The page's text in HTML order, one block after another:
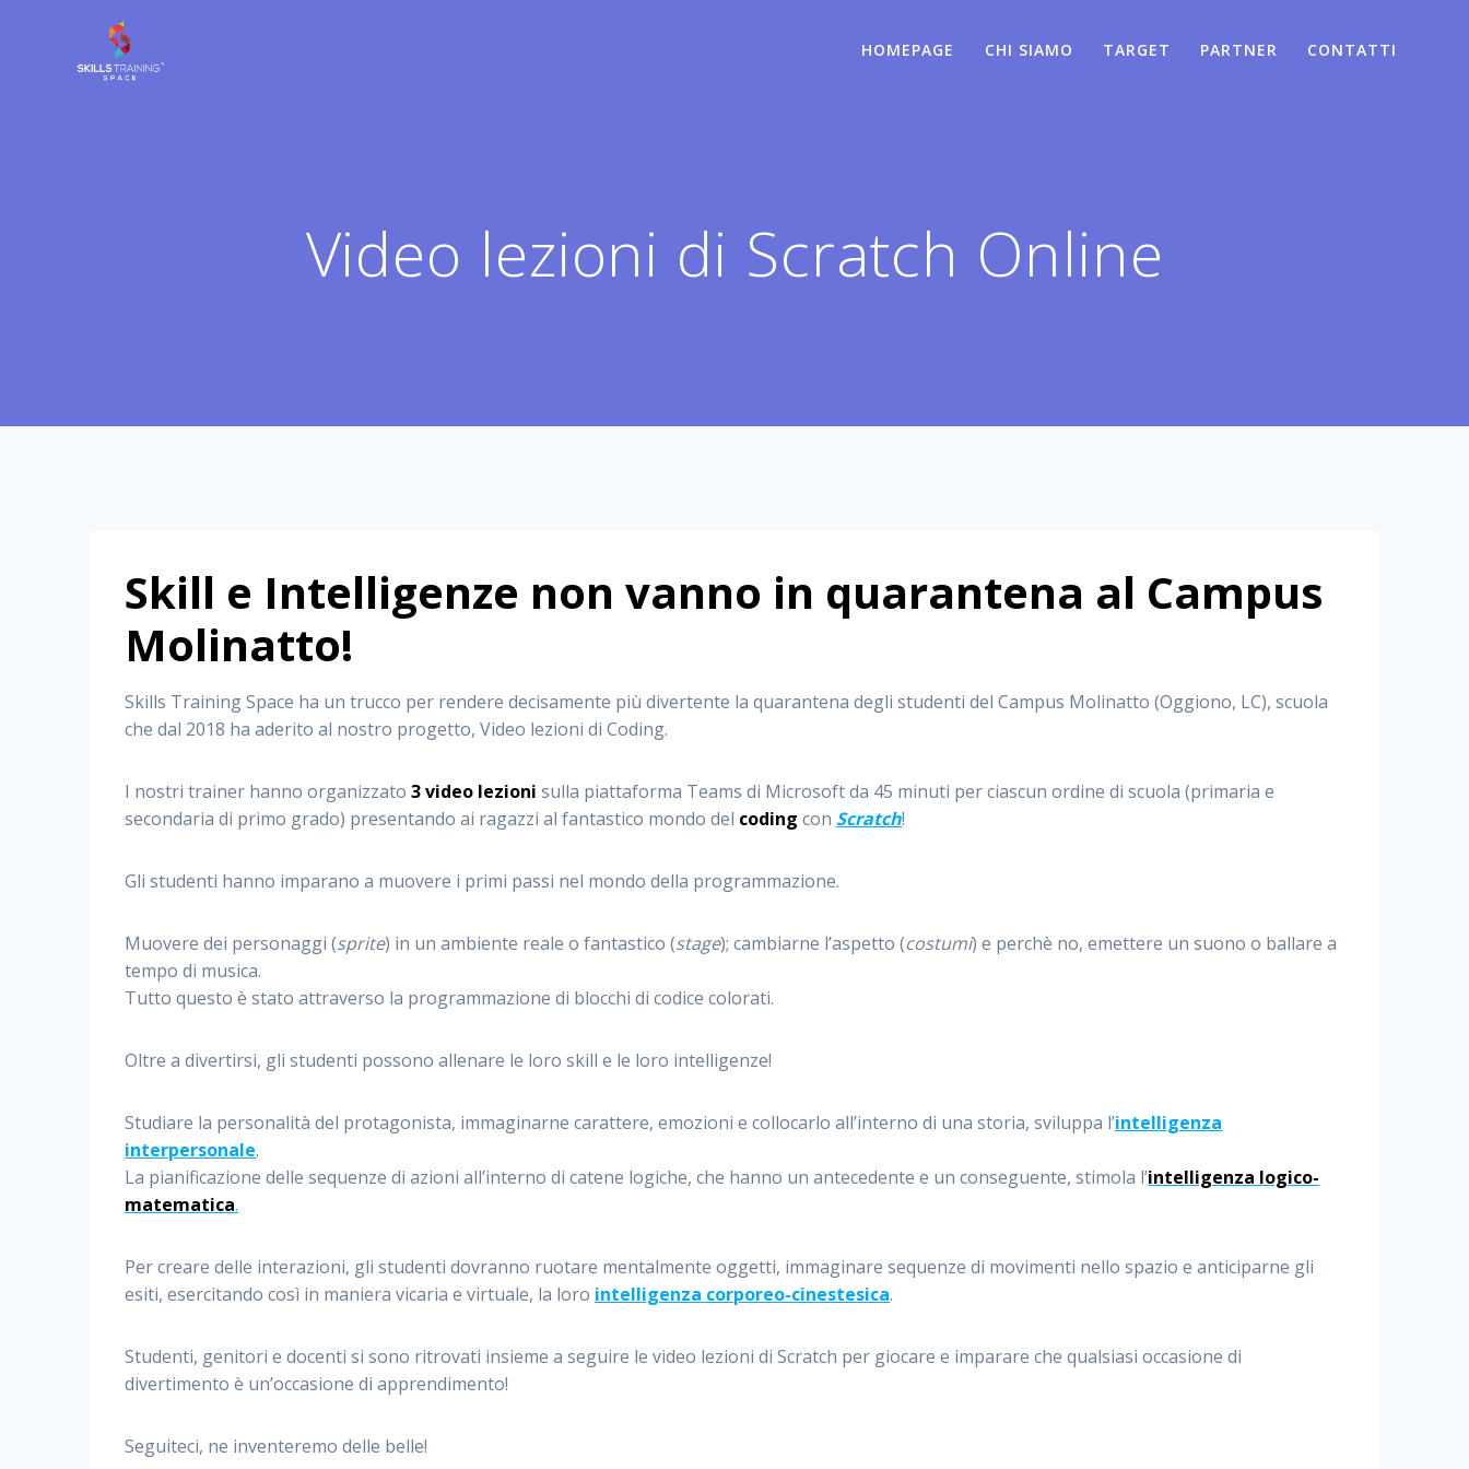
contenuto
HOMEPAGE CHI SIAMO TARGET PARTNER CONTATTI
Video lezioni di Scratch Online
Skill e Intelligenze non vanno in quarantena al Campus
Molinatto!
Skills Training Space ha un trucco per rendere decisamente più divertente la quarantena degli studenti del Campus Molinatto (Oggiono, LC), scuola
che dal 2018 ha aderito al nostro progetto, Video lezioni di Coding.
I nostri trainer hanno organizzato3 video lezionisulla piattaforma Teams di Microsoft da 45 minuti per ciascun ordine di scuola (primaria e
secondaria di primo grado) presentando ai ragazzi al fantastico mondo del codingcon Scratch!
Gli studenti hanno imparano a muovere i primi passi nel mondo della programmazione.
Muovere dei personaggi (sprite) in un ambiente reale o fantastico (stage); cambiarne l’aspetto (costumi) e perchè no, emettere un suono o ballare a
tempo di musica.
Tutto questo è stato attraverso la programmazione di blocchi di codice colorati.
Oltre a divertirsi, gli studenti possono allenare le loro skill e le loro intelligenze!
Studiare la personalità del protagonista, immaginarne carattere, emozioni e collocarlo all’interno di una storia, sviluppa l’intelligenza
interpersonale.
La pianificazione delle sequenze di azioni all’interno di catene logiche, che hanno un antecedente e un conseguente, stimola l’intelligenza logico-
matematica.
Per creare delle interazioni, gli studenti dovranno ruotare mentalmente oggetti, immaginare sequenze di movimenti nello spazio e anticiparne gli
esiti, esercitando così in maniera vicaria e virtuale, la loro intelligenza corporeo-cinestesica.
Studenti, genitori e docenti si sono ritrovati insieme a seguire le video lezioni di Scratch per giocare e imparare che qualsiasi occasione di
divertimento è un’occasione di apprendimento!
Seguiteci, ne inventeremo delle belle!